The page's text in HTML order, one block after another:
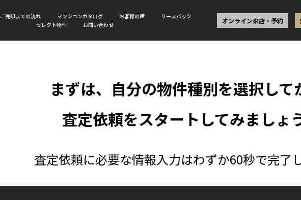
ご売却までの流れ マンションカタログ お客様の声
リースバック
セレクト物件
お問い合わせ オンライン来店・予約
まずは、自分の物件種別を選択して
査定依頼をスタートしてみましょ
査定依頼に必要な情報入力はわずか60秒で完了